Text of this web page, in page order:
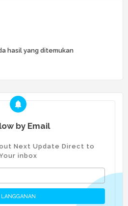
hasil yang ditemukan
by Email
Next Update Direct to
inbox